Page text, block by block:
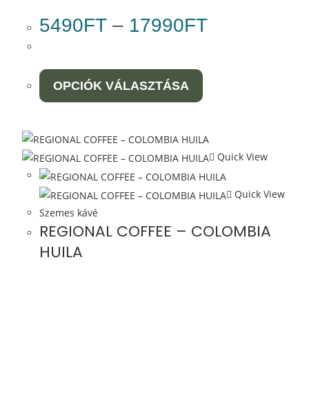
5490FT – 17990FT
OPCIÓK VÁLASZTÁSA
Quick View
Quick View
Szemes kávé
REGIONAL COFFEE – COLOMBIA
HUILA